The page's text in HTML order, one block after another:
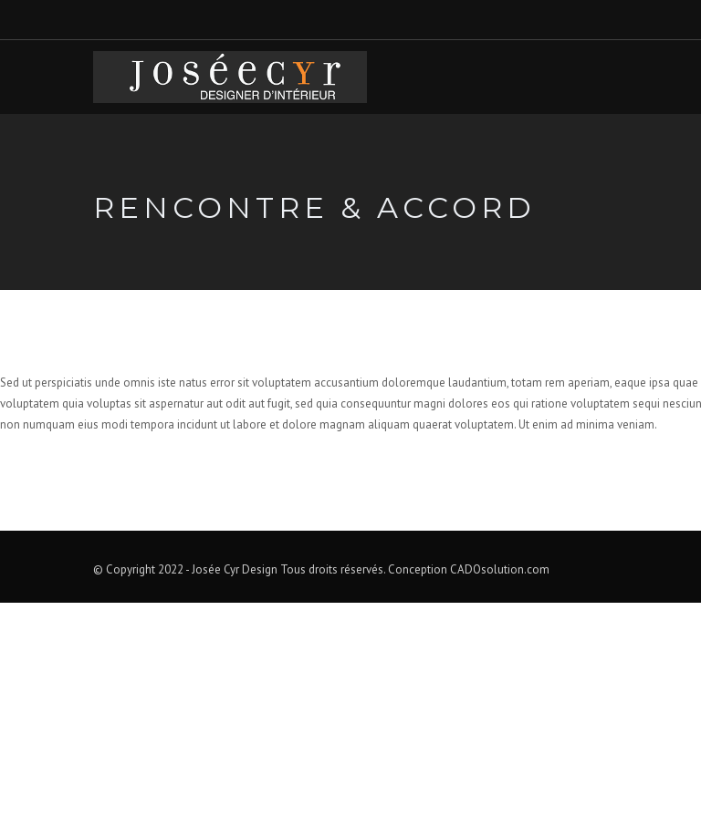
RENCONTRE & ACCORD
Sed ut perspiciatis unde omnis iste natus error sit voluptatem accusantium doloremque laudantium, totam rem aperiam, eaque ipsa
voluptatem quia voluptas sit aspernatur aut odit aut fugit, sed quia consequuntur magni dolores eos qui ratione voluptatem sequi
non numquam eius modi tempora incidunt ut labore et dolore magnam aliquam quaerat voluptatem. Ut enim ad minima veniam.
© Copyright 2022 - Josée Cyr Design Tous droits réservés. Conception CADOsolution.com